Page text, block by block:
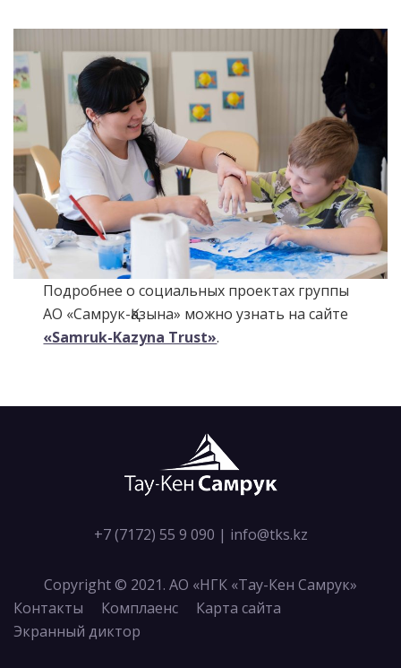
Подробнее о социальных проектах группы
АО «Самрук-Қазына» можно узнать на сайте
«Samruk-Kazyna Trust».
+7 (7172) 55 9 090 | info@tks.kz
Copyright © 2021. АО «НГК «Тау-Кен Самрук»
Контакты
Комплаенс
Карта сайта
Экранный диктор